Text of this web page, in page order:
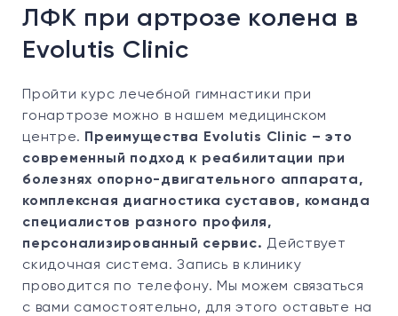
ЛФК при артрозе колена в
Evolutis Clinic
Пройти курс лечебной гимнастики при
гонартрозе можно в нашем медицинском
центре. Преимущества Evolutis Clinic – это
современный подход к реабилитации при
болезнях опорно-двигательного аппарата,
комплексная диагностика суставов, команда
специалистов разного профиля,
персонализированный сервис. Действует
скидочная система. Запись в клинику
проводится по телефону. Мы можем связаться
с вами самостоятельно, для этого оставьте на